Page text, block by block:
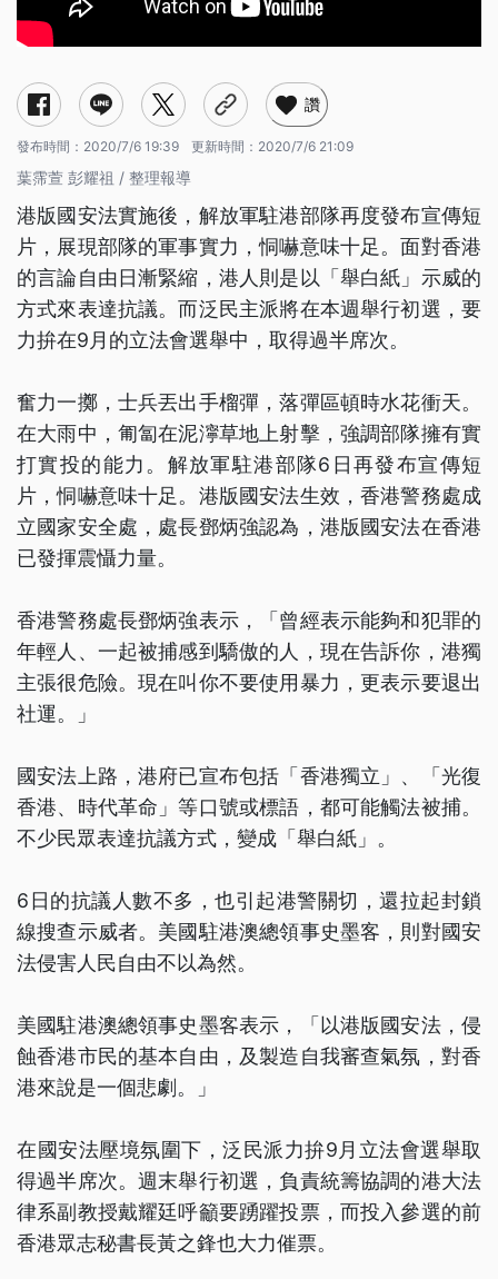
讚
發布時間： 2020/7/6 19:39 更新時間： 2020/7/6 21:09
葉霈萱 彭耀祖 / 整理報導
港版國安法實施後，解放軍駐港部隊再度發布宣傳短
片，展現部隊的軍事實力，恫嚇意味十足。面對香港
的言論自由日漸緊縮，港人則是以「舉白紙」示威的
方式來表達抗議。而泛民主派將在本週舉行初選，要
力拚在9月的立法會選舉中，取得過半席次。
奮力一擲，士兵丟出手榴彈，落彈區頓時水花衝天。
在大雨中，匍匐在泥濘草地上射擊，強調部隊擁有實
打實投的能力。解放軍駐港部隊6日再發布宣傳短
片，恫嚇意味十足。港版國安法生效，香港警務處成
立國家安全處，處長鄧炳強認為，港版國安法在香港
已發揮震懾力量。
香港警務處長鄧炳強表示，「曾經表示能夠和犯罪的
年輕人、一起被捕感到驕傲的人，現在告訴你，港獨
主張很危險。現在叫你不要使用暴力，更表示要退出
社運。」
國安法上路，港府已宣布包括「香港獨立」、「光復
香港、時代革命」等口號或標語，都可能觸法被捕。
不少民眾表達抗議方式，變成「舉白紙」。
6日的抗議人數不多，也引起港警關切，還拉起封鎖
線搜查示威者。美國駐港澳總領事史墨客，則對國安
法侵害人民自由不以為然。
美國駐港澳總領事史墨客表示，「以港版國安法，侵
蝕香港市民的基本自由，及製造自我審查氣氛，對香
港來說是一個悲劇。」
在國安法壓境氛圍下，泛民派力拚9月立法會選舉取
得過半席次。週末舉行初選，負責統籌協調的港大法
律系副教授戴耀廷呼籲要踴躍投票，而投入參選的前
香港眾志秘書長黃之鋒也大力催票。